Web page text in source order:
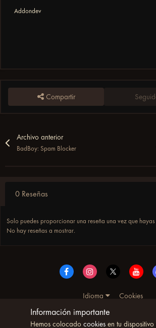
Addondev
Compartir
Archivo anterior
BadBoy: Spam Blocker
0 Reseñas
Solo puedes proporcionar una reseña una vez que
No hay reseñas a mostrar.
Idioma
Cookies
© Copyright UltimoWoW™ 2025. Todos
reservados
Información importante
Hemos colocado cookiesen tu